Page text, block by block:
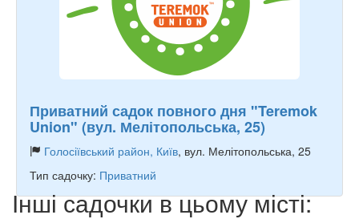
Приватний садок повного дня "Teremok
Union" (вул. Мелітопольська, 25)
Голосіївський район, Київ, вул. Мелітопольська, 25
Тип садочку: Приватний
Інші садочки в цьому місті: